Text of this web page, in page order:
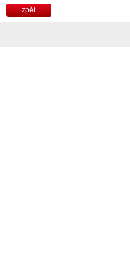
zpět